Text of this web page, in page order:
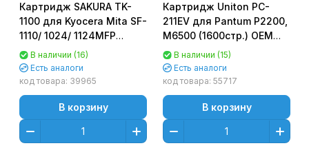
Картридж SAKURA TK-
1100 для Kyocera Mita SF-
1110/ 1024/ 1124MFP
Черный (Black) (2100 к.)
В наличии (16)
Есть аналоги
код товара: 39965
В корзину
Картридж Uniton PC-
211EV для Pantum P2200,
M6500 (1600стр.) OEM
барабан!!! - белая
коробка
В наличии (15)
Есть аналоги
код товара: 55717
В корзину